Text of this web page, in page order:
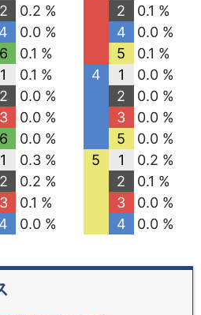
2
0.2 %
4
0.0 %
6
0.1 %
1
0.1 %
2
0.0 %
3
0.0 %
6
0.0 %
1
0.3 %
2
0.2 %
3
0.1 %
4
0.0 %
2
0.1 %
4
0.0 %
5
0.1 %
4
1
0.0 %
2
0.0 %
3
0.0 %
5
0.0 %
5
1
0.2 %
2
0.1 %
3
0.0 %
4
0.0 %